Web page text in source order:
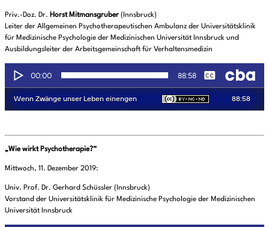
Priv.-Doz. Dr. Horst Mitmansgruber (Innsbruck)
Leiter der Allgemeinen Psychotherapeutischen Ambulanz der Universitätsklinik
für Medizinische Psychologie der Medizinischen Universität Innsbruck und
Ausbildungsleiter der Arbeitsgemeinschaft für Verhaltensmedizin
„Wie wirkt Psychotherapie?“
Mittwoch, 11. Dezember 2019:
Univ. Prof. Dr. Gerhard Schüssler (Innsbruck)
Vorstand der Universitätsklinik für Medizinische Psychologie der Medizinischen
Universität Innsbruck